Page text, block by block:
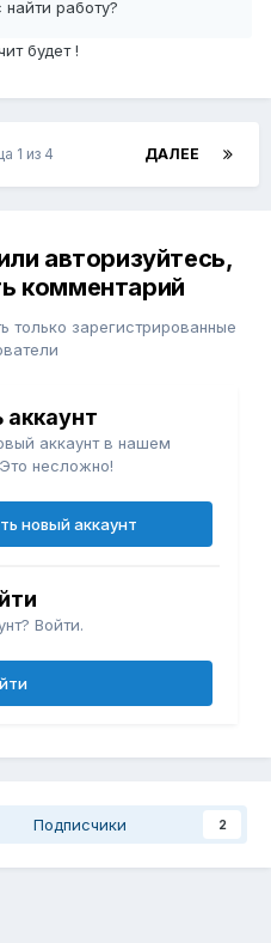
работу?
будет !
ДАЛЕЕ
1 из 4
авторизуйтесь,
комментарий
только зарегистрированные
аккаунт
аккаунт в нашем
несложно!
новый аккаунт
Войти.
Подписчики 2